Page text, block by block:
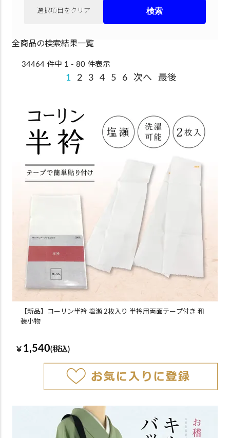
選択項目をクリア
全商品の検索結果一覧
34464 件中 1 - 80 件表示
1 2 3 4 5 6 次へ 最後
【新品】コーリン半衿 塩瀬 2枚入り 半衿用両面テープ付き 和
装小物
￥ 1,540(税込)